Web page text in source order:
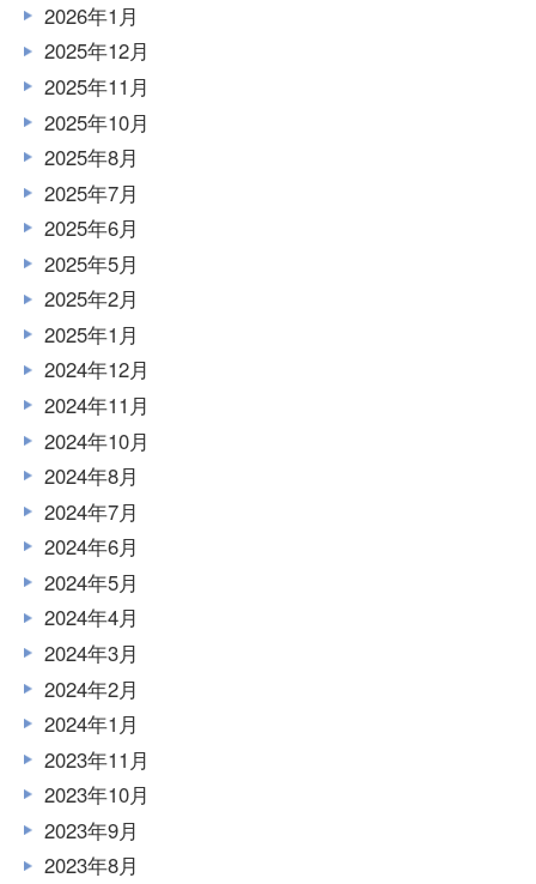
2026年1月
2025年12月
2025年11月
2025年10月
2025年8月
2025年7月
2025年6月
2025年5月
2025年2月
2025年1月
2024年12月
2024年11月
2024年10月
2024年8月
2024年7月
2024年6月
2024年5月
2024年4月
2024年3月
2024年2月
2024年1月
2023年11月
2023年10月
2023年9月
2023年8月